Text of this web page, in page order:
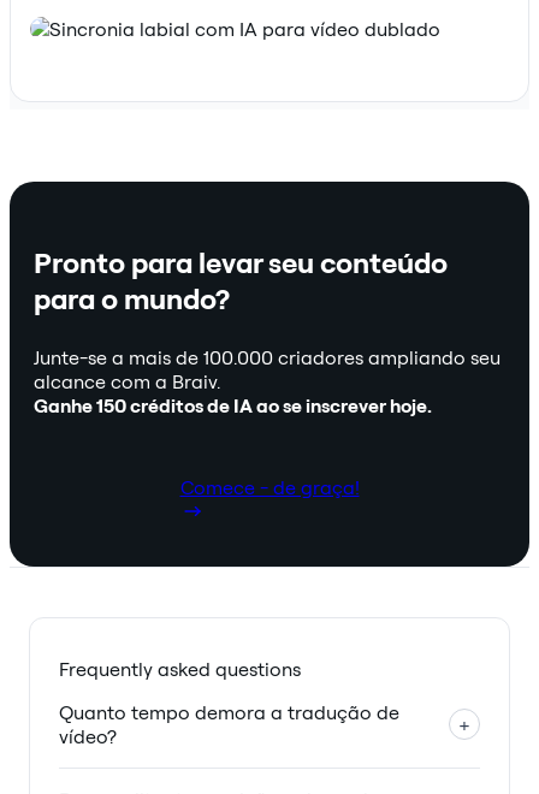
Pronto para levar seu conteúdo
para o mundo?
Junte-se a mais de 100.000 criadores ampliando seu
alcance com a Braiv.
Ganhe 150 créditos de IA ao se inscrever hoje.
Comece - de graça!
Frequently asked questions
Quanto tempo demora a tradução de
vídeo?
+